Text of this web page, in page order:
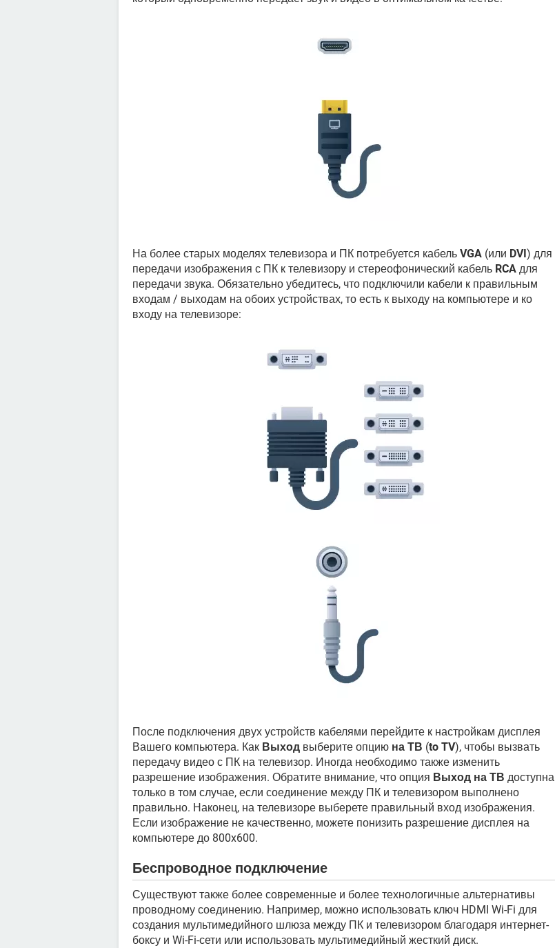
На более старых моделях телевизора и ПК потребуется кабель VGA (или DVI) для
передачи изображения с ПК к телевизору и стереофонический кабель RCA для
передачи звука. Обязательно убедитесь, что подключили кабели к правильным
входам / выходам на обоих устройствах, то есть к выходу на компьютере и ко
входу на телевизоре:
После подключения двух устройств кабелями перейдите к настройкам дисплея
Вашего компьютера. Как Выход выберите опцию на ТВ (to TV), чтобы вызвать
передачу видео с ПК на телевизор. Иногда необходимо также изменить
разрешение изображения. Обратите внимание, что опция Выход на ТВ доступна
только в том случае, если соединение между ПК и телевизором выполнено
правильно. Наконец, на телевизоре выберете правильный вход изображения.
Если изображение не качественно, можете понизить разрешение дисплея на
компьютере до 800x600.
Беспроводное подключение
Существуют также более современные и более технологичные альтернативы
проводному соединению. Например, можно использовать ключ HDMI Wi-Fi для
создания мультимедийного шлюза между ПК и телевизором благодаря интернет-
боксу и Wi-Fi-сети или использовать мультимедийный жесткий диск.